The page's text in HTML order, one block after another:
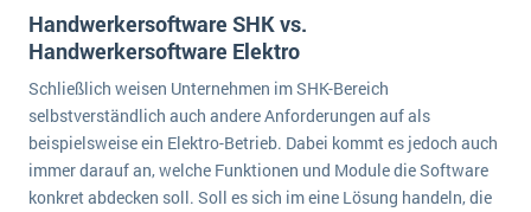
Handwerkersoftware SHK vs.
Handwerkersoftware Elektro
Schließlich weisen Unternehmen im SHK-Bereich
selbstverständlich auch andere Anforderungen auf als
beispielsweise ein Elektro-Betrieb. Dabei kommt es jedoch auch
immer darauf an, welche Funktionen und Module die Software
konkret abdecken soll. Soll es sich im eine Lösung handeln, die